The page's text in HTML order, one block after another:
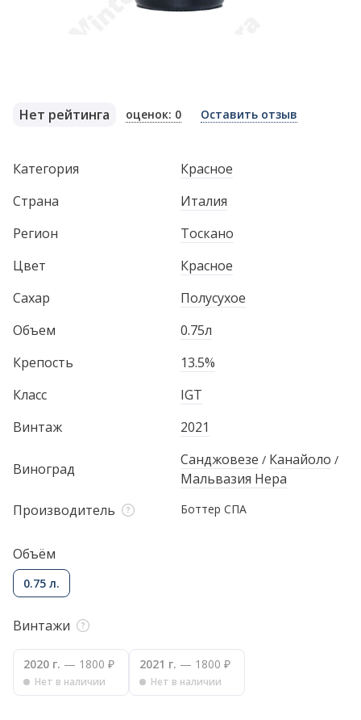
Нет рейтинга оценок: 0 Оставить отзыв
Категория
Красное
Страна
Италия
Регион
Тоскано
Цвет
Красное
Сахар
Полусухое
Объем
0.75л
Крепость
13.5%
Класс
IGT
Винтаж
2021
Виноград
Санджовезе / Канайоло /
Мальвазия Нера
Производитель
Боттер СПА
Объём
0.75 л.
Винтажи
2020 г. — 1800 ₽
Нет в наличии
2021 г. — 1800 ₽
Нет в наличии